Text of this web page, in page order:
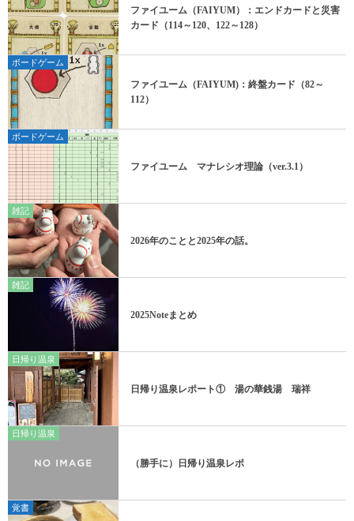
ファイユーム（FAIYUM）：エンドカードと災害
カード（114～120、122～128）
ボードゲーム
ファイユーム（FAIYUM)：終盤カード（82～
112）
ボードゲーム
ファイユーム マナレシオ理論（ver.3.1）
雑記
2026年のことと2025年の話。
雑記
2025Noteまとめ
日帰り温泉
日帰り温泉レポート① 湯の華銭湯 瑞祥
日帰り温泉
（勝手に）日帰り温泉レポ
覚書